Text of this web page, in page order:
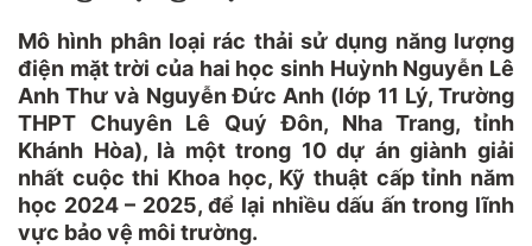
Mô hình phân loại rác thải sử dụng năng lượng
điện mặt trời của hai học sinh Huỳnh Nguyễn Lê
Anh Thư và Nguyễn Đức Anh (lớp 11 Lý, Trường
THPT Chuyên Lê Quý Đôn, Nha Trang, tỉnh
Khánh Hòa), là một trong 10 dự án giành giải
nhất cuộc thi Khoa học, Kỹ thuật cấp tỉnh năm
học 2024 – 2025, để lại nhiều dấu ấn trong lĩnh
vực bảo vệ môi trường.